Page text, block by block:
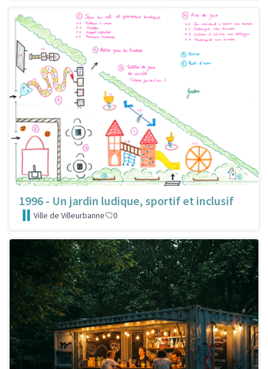
1996 - Un jardin ludique, sportif et inclusif
Ville de Villeurbanne 0